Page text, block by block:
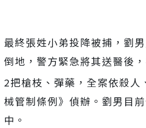
最終張姓小弟投降被捕，劉
倒地，警方緊急將其送醫後
2把槍枝、彈藥，全案依殺人
械管制條例》偵辦。劉男目
中。